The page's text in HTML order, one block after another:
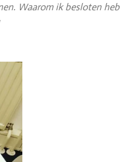
Waarom ik besloten